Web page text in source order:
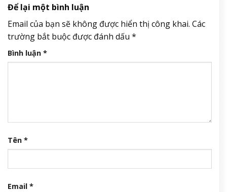
Để lại một bình luận
Email của bạn sẽ không được hiển thị công khai. Các
trường bắt buộc được đánh dấu *
Bình luận *
Tên *
Email *